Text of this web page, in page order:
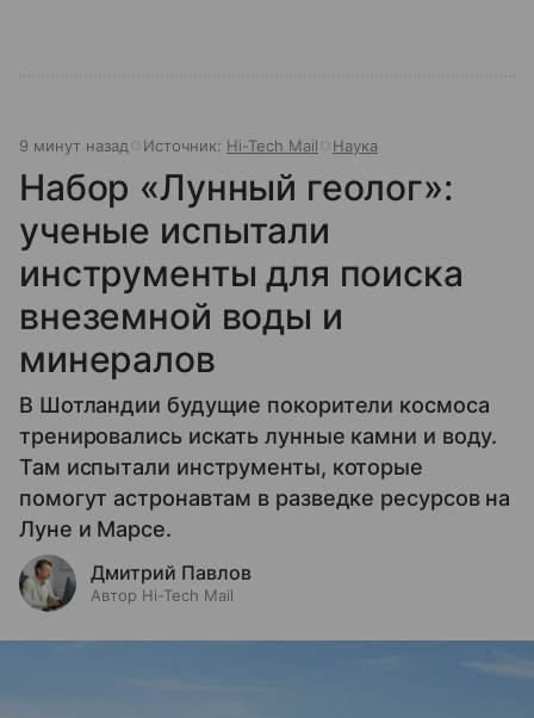
9 минут назад Источник: Hi-Tech Mail Наука
Набор «Лунный геолог»:
ученые испытали
инструменты для поиска
внеземной воды и
минералов
В Шотландии будущие покорители космоса
тренировались искать лунные камни и воду.
Там испытали инструменты, которые
помогут астронавтам в разведке ресурсов на
Луне и Марсе.
Дмитрий Павлов
Автор Hi-Tech Mail